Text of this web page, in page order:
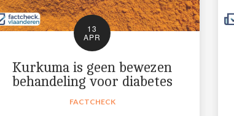
13
APR
Kurkuma is geen bewezen
behandeling voor diabetes
FACTCHECK